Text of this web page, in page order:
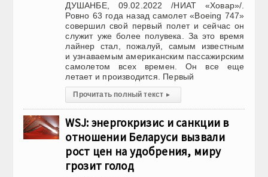
ДУШАНБЕ, 09.02.2022 /НИАТ «Ховар»/.
Ровно 63 года назад самолет «Boeing 747»
совершил свой первый полет и сейчас он
служит уже более полувека. За это время
лайнер стал, пожалуй, самым известным
и узнаваемым американским пассажирским
самолетом всех времен. Он все еще
летает и производится. Первый
Прочитать полный текст ▸
WSJ: энергокризис и санкции в
отношении Беларуси вызвали
рост цен на удобрения, миру
грозит голод